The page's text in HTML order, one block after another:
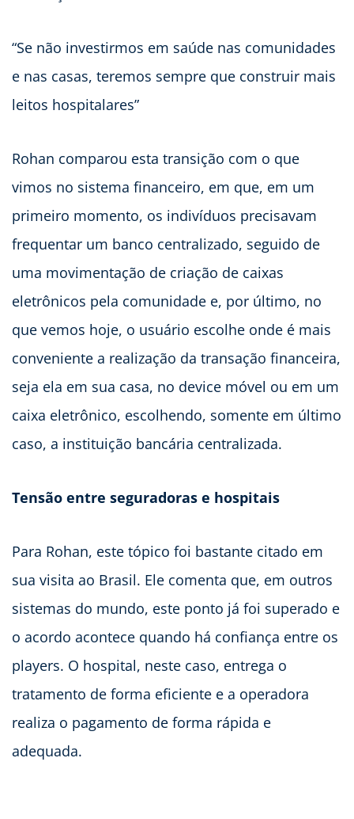
“Se não investirmos em saúde nas comunidades
e nas casas, teremos sempre que construir mais
leitos hospitalares”
Rohan comparou esta transição com o que
vimos no sistema financeiro, em que, em um
primeiro momento, os indivíduos precisavam
frequentar um banco centralizado, seguido de
uma movimentação de criação de caixas
eletrônicos pela comunidade e, por último, no
que vemos hoje, o usuário escolhe onde é mais
conveniente a realização da transação financeira,
seja ela em sua casa, no device móvel ou em um
caixa eletrônico, escolhendo, somente em último
caso, a instituição bancária centralizada.
Tensão entre seguradoras e hospitais
Para Rohan, este tópico foi bastante citado em
sua visita ao Brasil. Ele comenta que, em outros
sistemas do mundo, este ponto já foi superado e
o acordo acontece quando há confiança entre os
players. O hospital, neste caso, entrega o
tratamento de forma eficiente e a operadora
realiza o pagamento de forma rápida e
adequada.